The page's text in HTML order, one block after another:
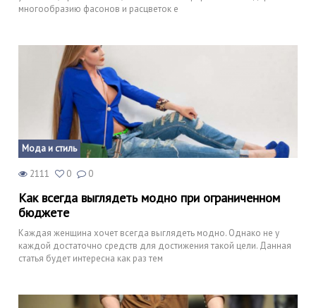
многообразию фасонов и расцветок е
Мода и стиль
2111 0 0
Как всегда выглядеть модно при ограниченном
бюджете
Каждая женщина хочет всегда выглядеть модно. Однако не у
каждой достаточно средств для достижения такой цели. Данная
статья будет интересна как раз тем